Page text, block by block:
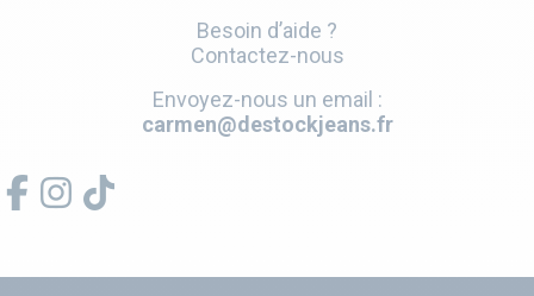
Besoin d’aide ?
Contactez-nous
Envoyez-nous un email :
carmen@destockjeans.fr